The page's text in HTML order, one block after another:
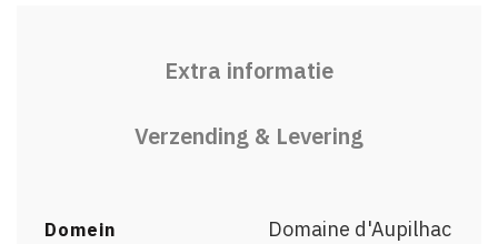
Extra informatie
Verzending & Levering
Domein Domaine d'Aupilhac